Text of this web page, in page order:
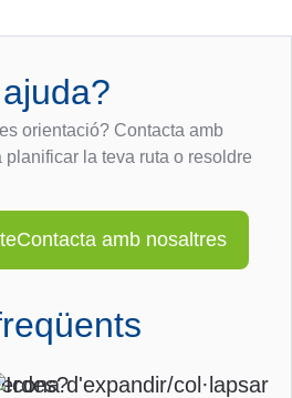
orientació? Contacta amb
planificar la teva ruta o resoldre
Contacta amb nosaltres